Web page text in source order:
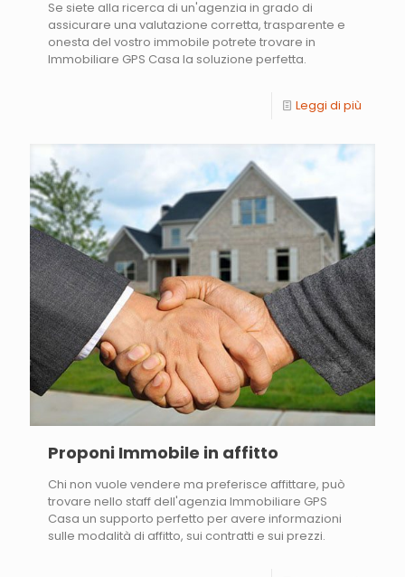
Se siete alla ricerca di un'agenzia in grado di
assicurare una valutazione corretta, trasparente e
onesta del vostro immobile potrete trovare in
Immobiliare GPS Casa la soluzione perfetta.
Leggi di più
Proponi Immobile in affitto
Chi non vuole vendere ma preferisce affittare, può
trovare nello staff dell'agenzia Immobiliare GPS
Casa un supporto perfetto per avere informazioni
sulle modalità di affitto, sui contratti e sui prezzi.